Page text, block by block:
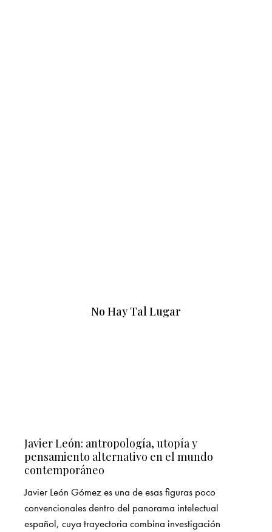
No Hay Tal Lugar
Javier León: antropología, utopía y
pensamiento alternativo en el mundo
contemporáneo
Javier León Gómez es una de esas figuras poco
convencionales dentro del panorama intelectual
español, cuya trayectoria combina investigación